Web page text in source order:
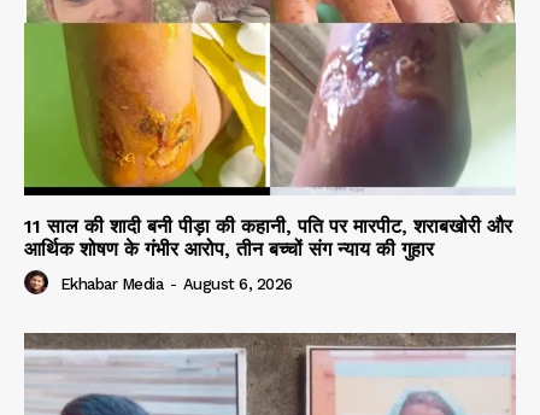
11 साल की शादी बनी पीड़ा की कहानी, पति पर मारपीट, शराबखोरी और
आर्थिक शोषण के गंभीर आरोप, तीन बच्चों संग न्याय की गुहार
Ekhabar Media - August 6, 2026